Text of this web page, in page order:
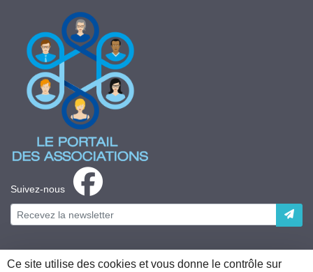
Suivez-nous
Ce site utilise des cookies et vous donne le contrôle sur